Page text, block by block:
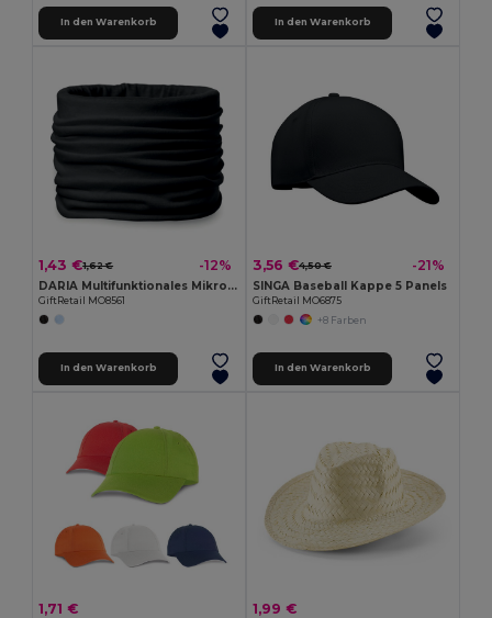
In den Warenkorb In den Warenkorb
1,43 €1,62 € -12%
DARIA Multifunktionales Mikrofasertuch Bandana
GiftRetail MO8561
In den Warenkorb
3,56 €4,50 € -21%
SINGA Baseball Kappe 5 Panels
GiftRetail MO6875
+8 Farben
In den Warenkorb
1,71 € 1,99 €